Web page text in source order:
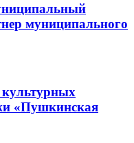
муниципального
«Пушкинская